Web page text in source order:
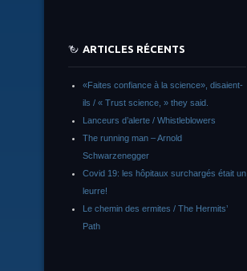
ARTICLES RÉCENTS
«Faites confiance à la science», disaient-
ils / « Trust science, » they said.
Lanceurs d’alerte / Whistleblowers
The running man – Arnold
Schwarzenegger
Covid 19: les hôpitaux surchargés était un
leurre!
Le chemin des ermites / The Hermits’
Path